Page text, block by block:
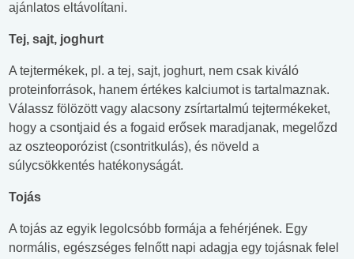
ajánlatos eltávolítani.
Tej, sajt, joghurt
A tejtermékek, pl. a tej, sajt, joghurt, nem csak kiváló
proteinforrások, hanem értékes kalciumot is tartalmaznak.
Válassz fölözött vagy alacsony zsírtartalmú tejtermékeket,
hogy a csontjaid és a fogaid erősek maradjanak, megelőzd
az oszteoporózist (csontritkulás), és növeld a
súlycsökkentés hatékonyságát.
Tojás
A tojás az egyik legolcsóbb formája a fehérjének. Egy
normális, egészséges felnőtt napi adagja egy tojásnak felel